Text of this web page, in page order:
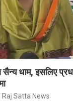
सैन्य धाम, इसलिए
Raj Satta News